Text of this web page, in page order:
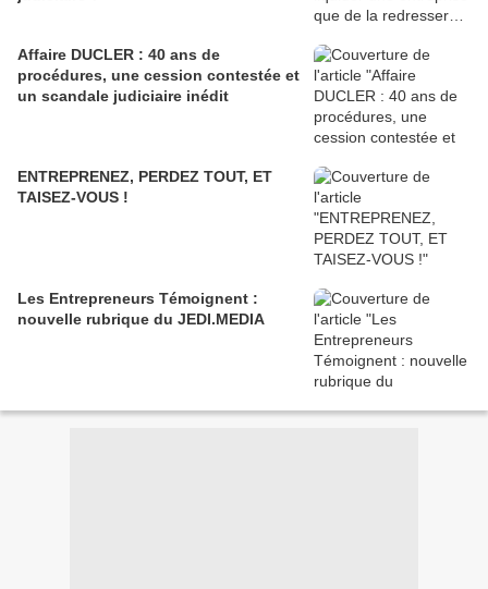
Affaire DUCLER : 40 ans de
procédures, une cession contestée et
un scandale judiciaire inédit
ENTREPRENEZ, PERDEZ TOUT, ET
TAISEZ-VOUS !
Les Entrepreneurs Témoignent :
nouvelle rubrique du JEDI.MEDIA